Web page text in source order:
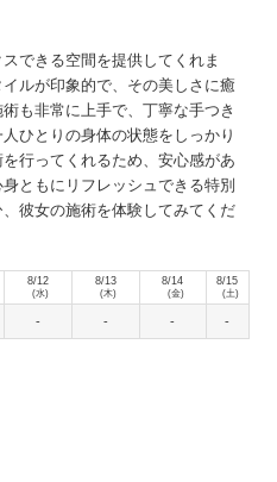
できる空間を提供してくれま
ルが印象的で、その美しさに癒
も非常に上手で、丁寧な手つき
ひとりの身体の状態をしっかり
行ってくれるため、安心感があ
ともにリフレッシュできる特別
彼女の施術を体験してみてくだ
8/12
(水)
8/13
(木)
8/14
(金)
8/15
(土)
- - - -